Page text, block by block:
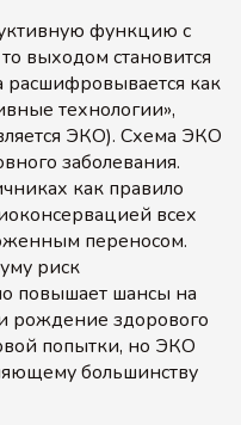
функцию с
выходом становится
расшифровывается как
технологии»,
ЭКО). Схема ЭКО
заболевания.
как правило
всех
переносом.
риск
повышает шансы на
рождение здорового
попытки, но ЭКО
большинству